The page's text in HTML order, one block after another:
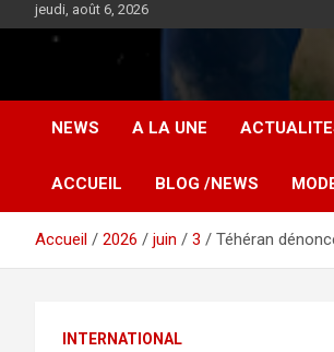
jeudi, août 6, 2026
DIASPORA
NEWS A LA UNE
ACCUEIL BLOG /NEWS
Accueil 2026 juin 3 Téhéran
INTERNATIONAL